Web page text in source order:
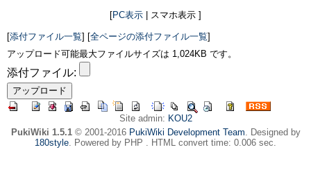
[PC表示 | スマホ表示 ]
[添付ファイル一覧] [全ページの添付ファイル一覧]
アップロード可能最大ファイルサイズは 1,024KB です。
添付ファイル:
Site admin: KOU2
PukiWiki 1.5.1© 2001-2016 PukiWiki Development Team. Designed by
180style. Powered by PHP . HTML convert time: 0.006 sec.